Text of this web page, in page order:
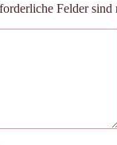
Felder sind